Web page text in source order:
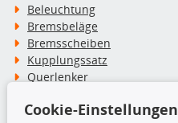
Beleuchtung
Bremsbeläge
Bremsscheiben
Kupplungssatz
Querlenker
Stoßdämpfer
Cookie-Einstellungen